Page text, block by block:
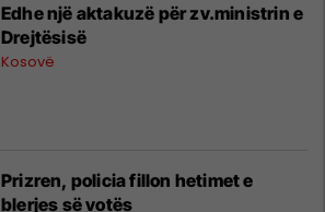
Edhe një aktakuzë për zv.ministrin e
Drejtësisë
Kosovë
Prizren, policia fillon hetimet e
blerjes së votës